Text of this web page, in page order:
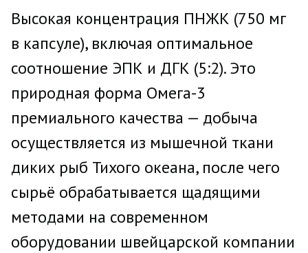
Высокая концентрация ПНЖК (750 мг
в капсуле), включая оптимальное
соотношение ЭПК и ДГК (5:2). Это
природная форма Омега-3
премиального качества — добыча
осуществляется из мышечной ткани
диких рыб Тихого океана, после чего
сырьё обрабатывается щадящими
методами на современном
оборудовании швейцарской компании